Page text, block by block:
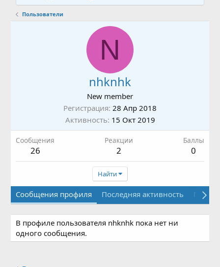
Пользователи
N
nhknhk
New member
Регистрация 28 Апр 2018
Активность 15 Окт 2019
Сообщения
26
Реакции
2
Баллы
0
Найти
Сообщения профиля Последняя активность
В профиле пользователя nhknhk пока нет ни
одного сообщения.